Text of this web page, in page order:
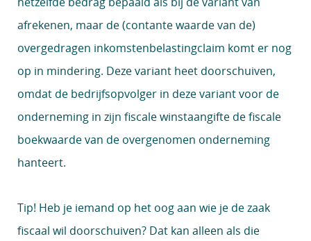
afrekenen, maar de (contante waarde van de)
overgedragen inkomstenbelastingclaim komt er nog
op in mindering. Deze variant heet doorschuiven,
omdat de bedrijfsopvolger in deze variant voor de
onderneming in zijn fiscale winstaangifte de fiscale
boekwaarde van de overgenomen onderneming
hanteert.
Tip! Heb je iemand op het oog aan wie je de zaak
fiscaal wil doorschuiven? Dat kan alleen als die